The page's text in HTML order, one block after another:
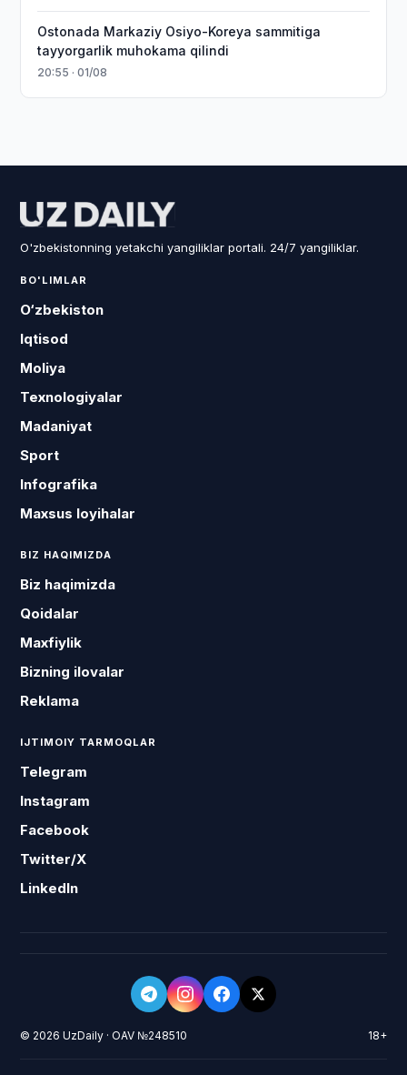
Ostonada Markaziy Osiyo-Koreya sammitiga
tayyorgarlik muhokama qilindi
20:55 · 01/08
O'zbekistonning yetakchi yangiliklar portali. 24/7 yangiliklar.
BO'LIMLAR
O‘zbekiston
Iqtisod
Moliya
Texnologiyalar
Madaniyat
Sport
Infografika
Maxsus loyihalar
BIZ HAQIMIZDA
Biz haqimizda
Qoidalar
Maxfiylik
Bizning ilovalar
Reklama
IJTIMOIY TARMOQLAR
Telegram
Instagram
Facebook
Twitter/X
LinkedIn
© 2026 UzDaily · OAV №248510 18+